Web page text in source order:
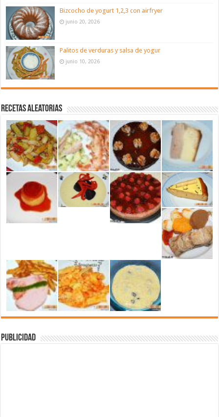
Bizcocho de yogurt 1,2,3 con airfryer
junio 20, 2026
Palitos de verduras y salsa de yogur
junio 10, 2026
Recetas aleatorias
Publicidad